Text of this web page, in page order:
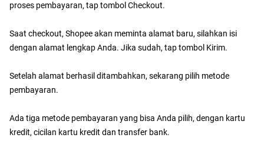
proses pembayaran, tap tombol Checkout.
Saat checkout, Shopee akan meminta alamat baru, silahkan isi
dengan alamat lengkap Anda. Jika sudah, tap tombol Kirim.
Setelah alamat berhasil ditambahkan, sekarang pilih metode
pembayaran.
Ada tiga metode pembayaran yang bisa Anda pilih, dengan kartu
kredit, cicilan kartu kredit dan transfer bank.